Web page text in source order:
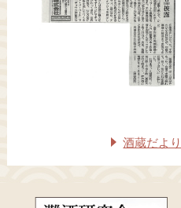
酒蔵だよ